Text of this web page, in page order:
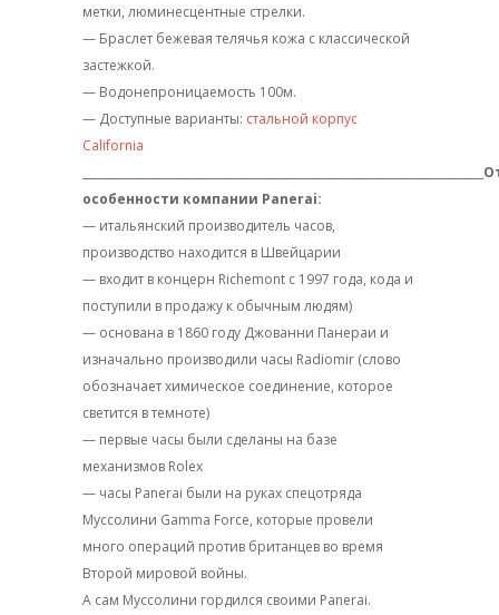
метки, люминесцентные стрелки.
— Браслет бежевая телячья кожа с классической
застежкой.
— Водонепроницаемость 100м.
— Доступные варианты: стальной корпус
California
особенности компании Panerai:
— итальянский производитель часов,
производство находится в Швейцарии
— входит в концерн Richemont с 1997 года, кода и
поступили в продажу к обычным людям)
— основана в 1860 году Джованни Панераи и
изначально производили часы Radiomir (слово
обозначает химическое соединение, которое
светится в темноте)
— первые часы были сделаны на базе
механизмов Rolex
— часы Panerai были на руках спецотряда
Муссолини Gamma Force, которые провели
много операций против британцев во время
Второй мировой войны.
А сам Муссолини гордился своими Panerai.